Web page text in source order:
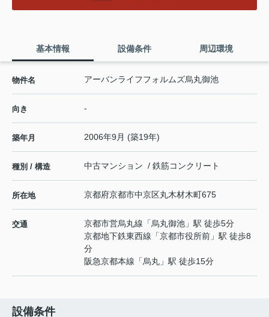
基本情報 設備条件 周辺環境
物件名 アーバンライフフォルムズ烏丸御池
向き -
築年月 2006年9月 (築19年)
種別 / 構造 中古マンション / 鉄筋コンクリート
所在地 京都府京都市中京区丸木材木町675
交通 京都市営烏丸線 「烏丸御池 」駅 徒歩5分
京都地下鉄東西線 「京都市役所前 」駅 徒歩8
分
阪急京都本線 「烏丸 」駅 徒歩15分
設備条件